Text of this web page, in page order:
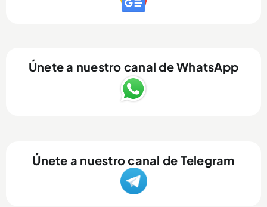
Únete a nuestro canal de WhatsApp
Únete a nuestro canal de Telegram